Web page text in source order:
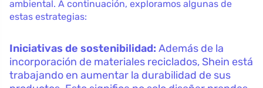
ambiental. A continuación, exploramos algunas de
estas estrategias:
Iniciativas de sostenibilidad: Además de la
incorporación de materiales reciclados, Shein está
trabajando en aumentar la durabilidad de sus